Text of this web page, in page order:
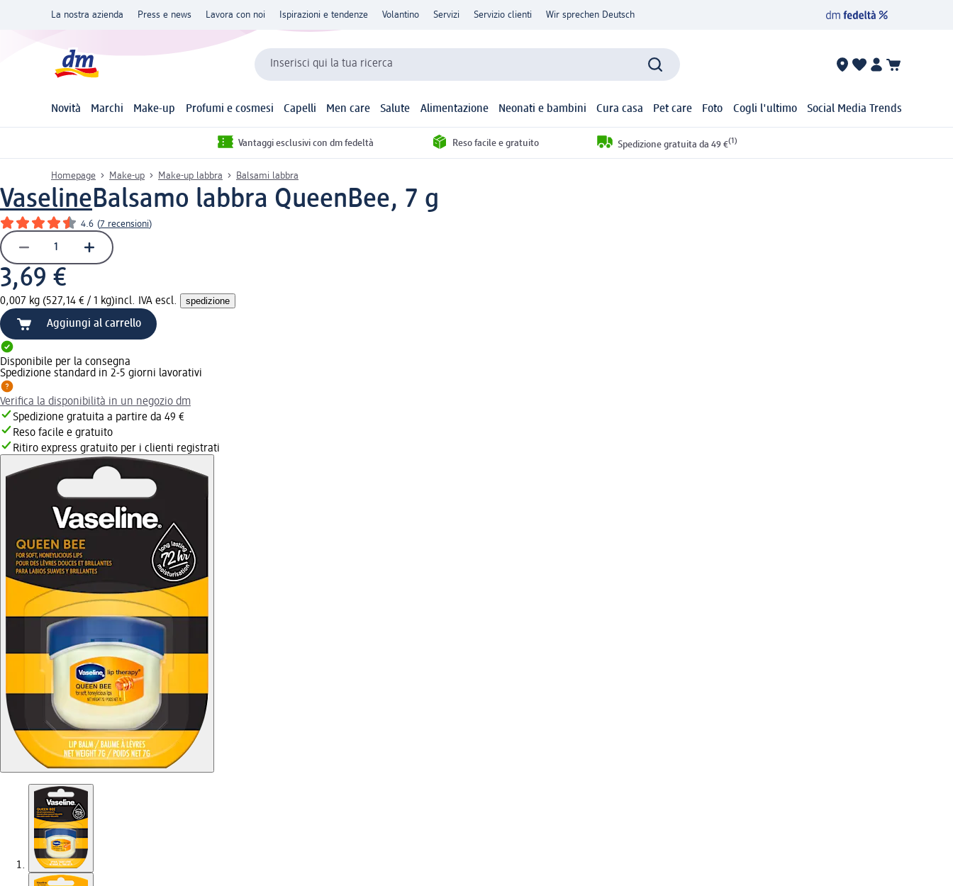
La nostra azienda Press e news Lavora con noi Ispirazioni e tendenze Volantino Servizi Servizio clienti Wir sprechen Deutsch
Inserisci qui la tua ricerca
Novità Marchi Make-up Profumi e cosmesi Capelli Men care Salute Alimentazione Neonati e bambini Cura casa Pet care Foto Cogli l'ultimo Social Media Trends
Vantaggi esclusivi con dm fedeltà Reso facile e gratuito Spedizione gratuita da 49 €(1)
Homepage Make-up Make-up labbra Balsami labbra
VaselineBalsamo labbra QueenBee, 7 g
4.6 (7 recensioni)
3,69 €
0,007 kg (527,14 € / 1 kg)incl. IVA escl. spedizione
Aggiungi al carrello
Disponibile per la consegna
Spedizione standard in 2-5 giorni lavorativi
Verifica la disponibilità in un negozio dm
Spedizione gratuita a partire da 49 €
Reso facile e gratuito
Ritiro express gratuito per i clienti registrati